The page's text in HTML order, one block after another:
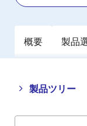
概要 製品
製品ツリー
Close
tree
Open
tree